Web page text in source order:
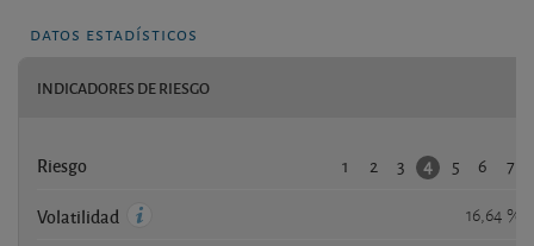
datos estadísticos
INDICADORES DE RIESGO
Riesgo 1 2 3 4 5 6 7
Volatilidad 16,64 %